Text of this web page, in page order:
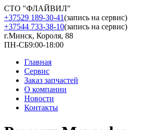
СТО "ФЛАЙВИЛ"
+37529 189-30-41(запись на сервис)
+37544 733-38-10(запись на сервис)
г.Минск, Короля, 88
ПН-СБ9:00-18:00
Главная
Сервис
Заказ запчастей
О компании
Новости
Контакты